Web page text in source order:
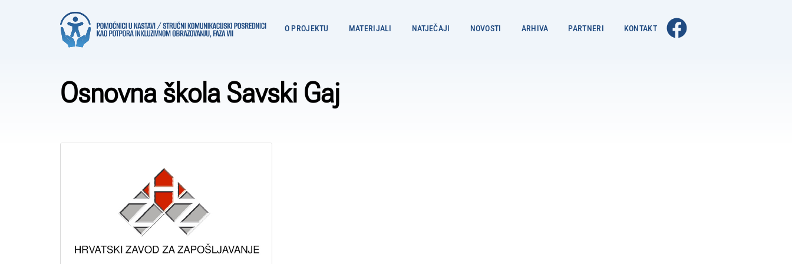
O PROJEKTU MATERIJALI NATJEČAJI NOVOSTI ARHIVA PARTNERI KONTAKT
Osnovna škola Savski Gaj